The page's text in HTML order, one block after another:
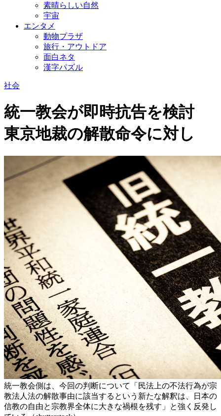
素晴らしい自然
宇宙
エンタメ
動物プラザ
旅行・アウトドア
面白ネタ
漢字パズル
社会
統一教会が即時抗告を検討
東京地裁の解散命令に対し
統一教会側は、今回の判断について「民法上の不法行為が宗
教法人法の解散事由に該当するという新たな解釈は、日本の
信教の自由と宗教界全体に大きな禍根を残す」と強く反発し